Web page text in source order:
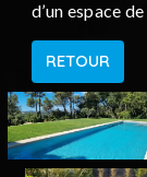
d’un espace
RETOUR